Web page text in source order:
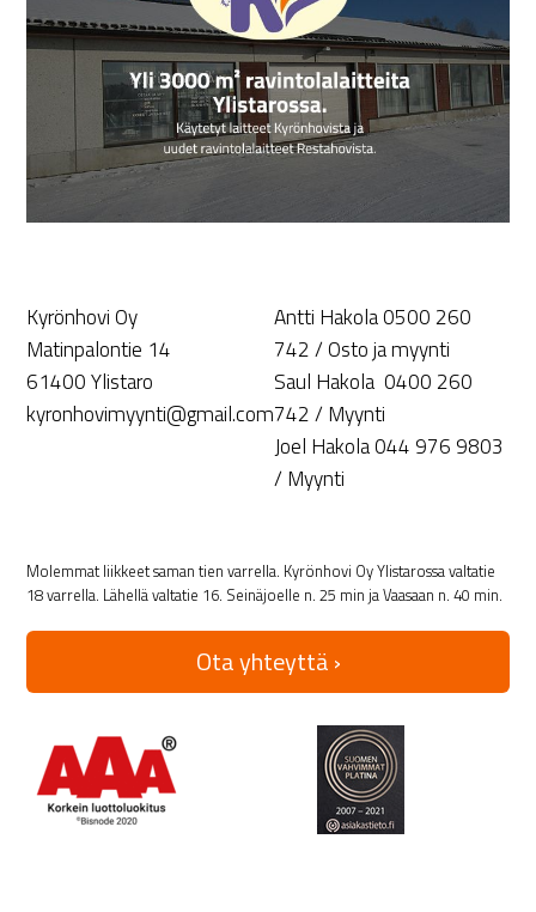
Kyrönhovi Oy
Matinpalontie 14
61400 Ylistaro
kyronhovimyynti@gmail.com
Antti Hakola 0500 260
742 / Osto ja myynti
Saul Hakola 0400 260
742 / Myynti
Joel Hakola 044 976 9803
/ Myynti
Molemmat liikkeet saman tien varrella. Kyrönhovi Oy Ylistarossa valtatie
18 varrella. Lähellä valtatie 16. Seinäjoelle n. 25 min ja Vaasaan n. 40 min.
Ota yhteyttä ›